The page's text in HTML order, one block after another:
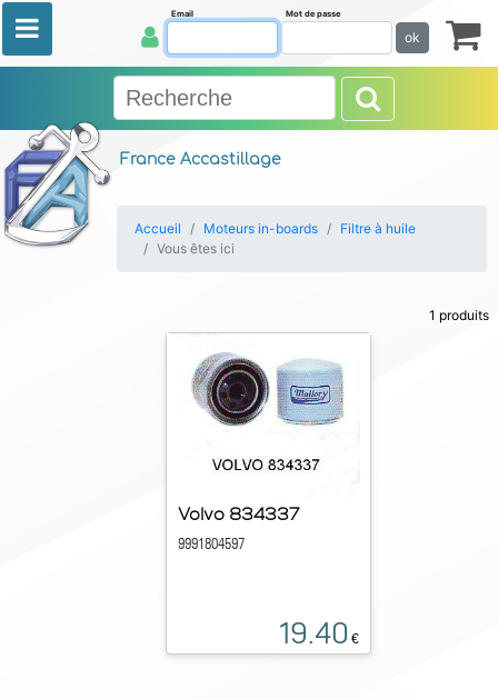
France Accastillage
Email Mot de passe
ok
Accueil Moteurs in-boards
Filtre à huile
Vous êtes ici
1 produits
Volvo 834337
9991804597
19.40 €